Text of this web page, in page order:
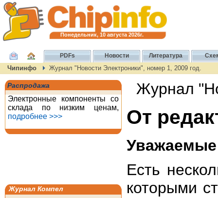
Понедельник, 10 августа 2026г.
PDFs Новости Литература
Чипинфо Журнал "Новости Электроники", номер 1, 2009 год.
Распродажа
Электронные компоненты со
склада по низким ценам,
подробнее >>>
Журнал Компел
Журнал
От
Уважаемые
Есть
которыми